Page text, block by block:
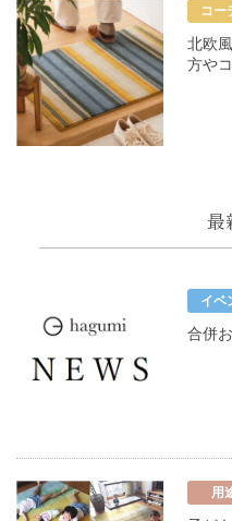
コー
北欧
方や
最
イベ
合併
用